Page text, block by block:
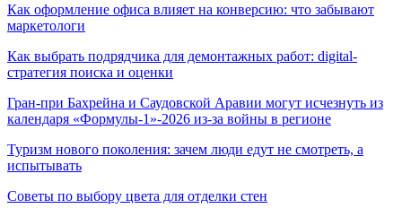
Как оформление офиса влияет на конверсию: что забывают
маркетологи
Как выбрать подрядчика для демонтажных работ: digital-
стратегия поиска и оценки
Гран-при Бахрейна и Саудовской Аравии могут исчезнуть из
календаря «Формулы-1»-2026 из-за войны в регионе
Туризм нового поколения: зачем люди едут не смотреть, а
испытывать
Советы по выбору цвета для отделки стен